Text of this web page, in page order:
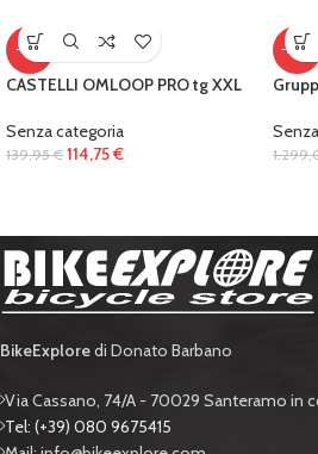
-18%
CASTELLI OMLOOP PRO tg XXL
Senza categoria
139,95€ 114,75€
-20%
BikeExploredi Donato Barbano
Via Cassano, 74/A - 70029 Santeramo in
Tel: (+39) 080 9675415